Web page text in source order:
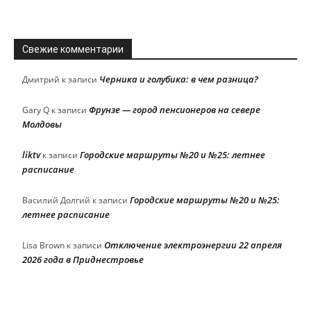
Свежие комментарии
Дмитрий к записи Черника и голубика: в чем разница?
Gary Q к записи Фрунзе — город пенсионеров на севере
Молдовы
liktvк записи Городские маршруты №20 и №25: летнее
расписание
Василий Долгий к записи Городские маршруты №20 и №25:
летнее расписание
Lisa Brown к записи Отключение электроэнергии 22 апреля
2026 года в Приднестровье